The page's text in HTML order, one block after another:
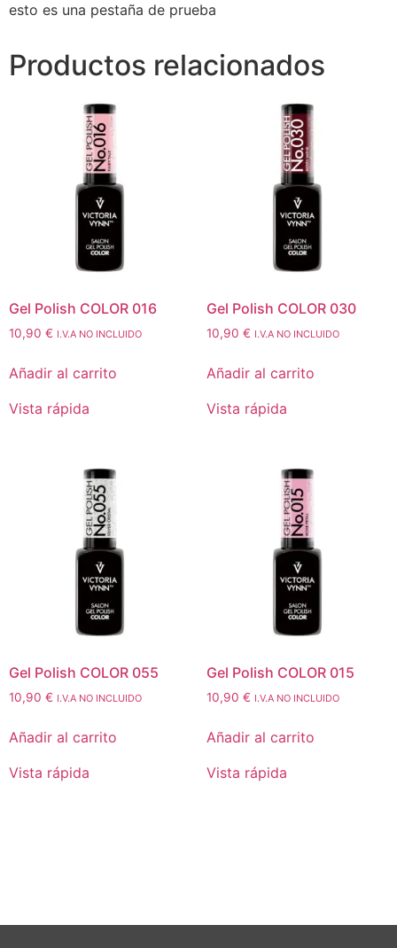
esto es una pestaña de prueba
Productos relacionados
Gel Polish COLOR 016
10,90 € I.V.A NO INCLUIDO
Añadir al carrito
Vista rápida
Gel Polish COLOR 030
10,90 € I.V.A NO INCLUIDO
Añadir al carrito
Vista rápida
Gel Polish COLOR 055
10,90 € I.V.A NO INCLUIDO
Añadir al carrito
Vista rápida
Gel Polish COLOR 015
10,90 € I.V.A NO INCLUIDO
Añadir al carrito
Vista rápida